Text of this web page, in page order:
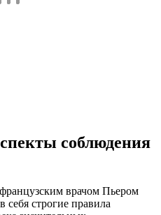
соблюдения
врачом Пьером
строгие правила